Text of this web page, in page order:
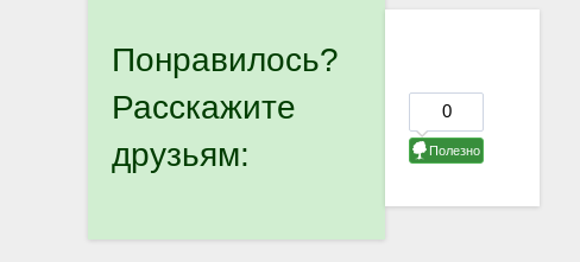
Понравилось?
Расскажите
друзьям: